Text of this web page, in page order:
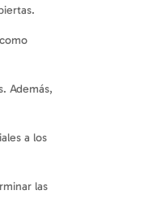
Además,
a los
las